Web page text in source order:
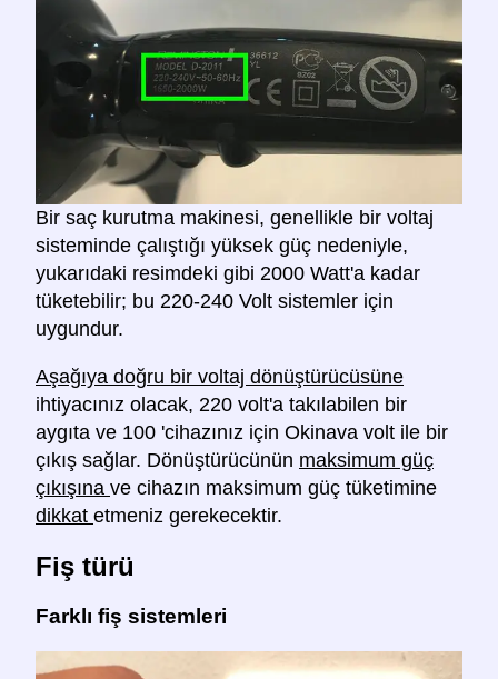
Bir saç kurutma makinesi, genellikle bir voltaj
sisteminde çalıştığı yüksek güç nedeniyle,
yukarıdaki resimdeki gibi 2000 Watt'a kadar
tüketebilir; bu 220-240 Volt sistemler için
uygundur.
Aşağıya doğru bir voltaj dönüştürücüsüne
ihtiyacınız olacak, 220 volt'a takılabilen bir
aygıta ve 100 'cihazınız için Okinava volt ile bir
çıkış sağlar. Dönüştürücünün maksimum güç
çıkışına ve cihazın maksimum güç tüketimine
dikkat etmeniz gerekecektir.
Fiş türü
Farklı fiş sistemleri